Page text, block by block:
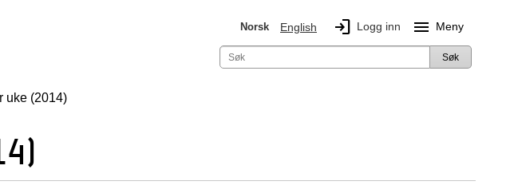
Norsk English login Logg inn menu Meny
Søk
uke (2014)